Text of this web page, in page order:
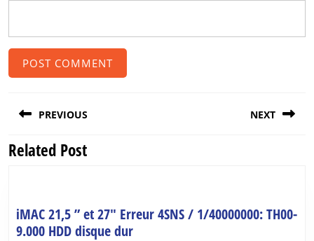
navigation
PREVIOUS
Previous
NEXT
Related Post
iMAC 21,5 ” et 27″ Erreur 4SNS / 1/40000000: TH00-
9.000 HDD disque duriMAC